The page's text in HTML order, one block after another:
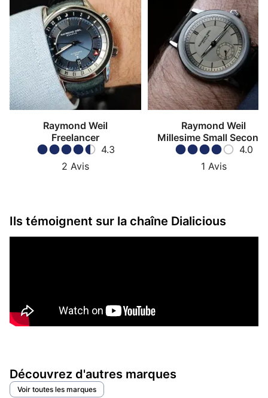
Raymond Weil
Freelancer
4.3
2 Avis
Raymond Weil
Millesime Small
4.0
1 Avis
Ils témoignent sur la chaîne Dialicious
Découvrez d'autres marques
Voir toutes les marques